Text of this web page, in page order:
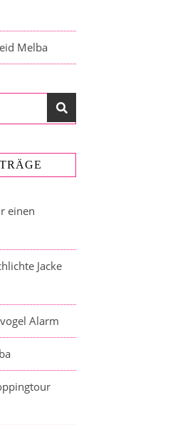
Melba
einen
Jacke
Alarm